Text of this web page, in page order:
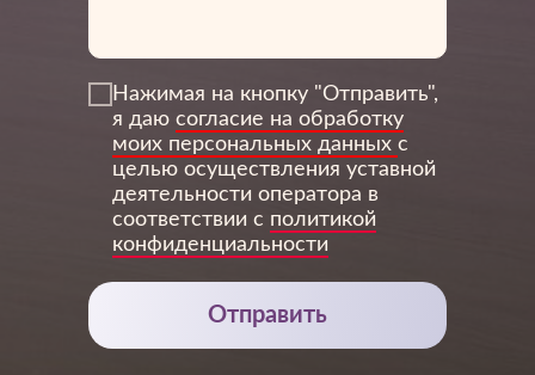
Нажимая на кнопку "Отправить",
я даю согласие на обработку
моих персональных данных с
целью осуществления уставной
деятельности оператора в
соответствии с политикой
конфиденциальности
Отправить